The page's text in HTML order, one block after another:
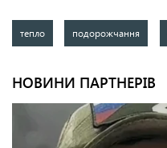
тепло подорожчання